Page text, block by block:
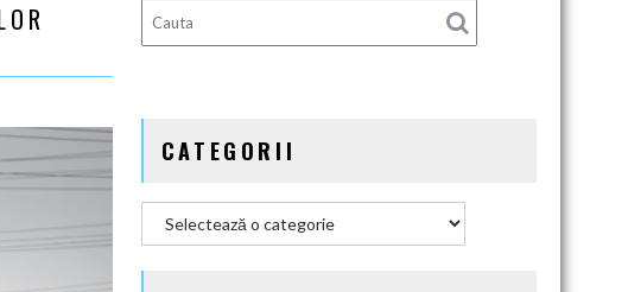
CATEGORII